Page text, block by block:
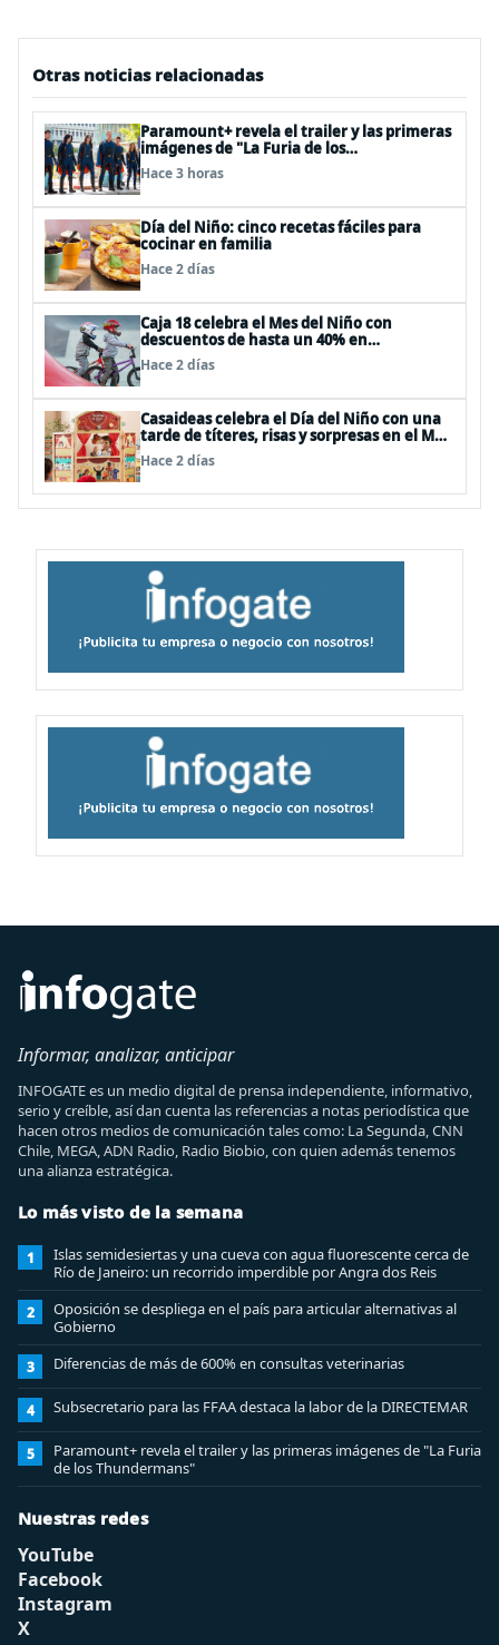
Otras noticias relacionadas
Paramount+ revela el trailer y las primeras
imágenes de "La Furia de los
Thundermans"
Hace 3 horas
Día del Niño: cinco recetas fáciles para
cocinar en familia
Hace 2 días
Caja 18 celebra el Mes del Niño con
descuentos de hasta un 40% en
panoramas, cine, shows y streaming
Hace 2 días
Casaideas celebra el Día del Niño con una
tarde de títeres, risas y sorpresas en el Mall
Plaza Vespucio
Hace 2 días
Informar, analizar, anticipar
INFOGATE es un medio digital de prensa independiente, informativo,
serio y creíble, así dan cuenta las referencias a notas periodística que
hacen otros medios de comunicación tales como: La Segunda, CNN
Chile, MEGA, ADN Radio, Radio Biobio, con quien además tenemos
una alianza estratégica.
Lo más visto de la semana
1
Islas semidesiertas y una cueva con agua fluorescente cerca de
Río de Janeiro: un recorrido imperdible por Angra dos Reis
2
Oposición se despliega en el país para articular alternativas al
Gobierno
3 Diferencias de más de 600% en consultas veterinarias
4 Subsecretario para las FFAA destaca la labor de la DIRECTEMAR
5
Paramount+ revela el trailer y las primeras imágenes de "La Furia
de los Thundermans"
Nuestras redes
YouTube
Facebook
Instagram
X